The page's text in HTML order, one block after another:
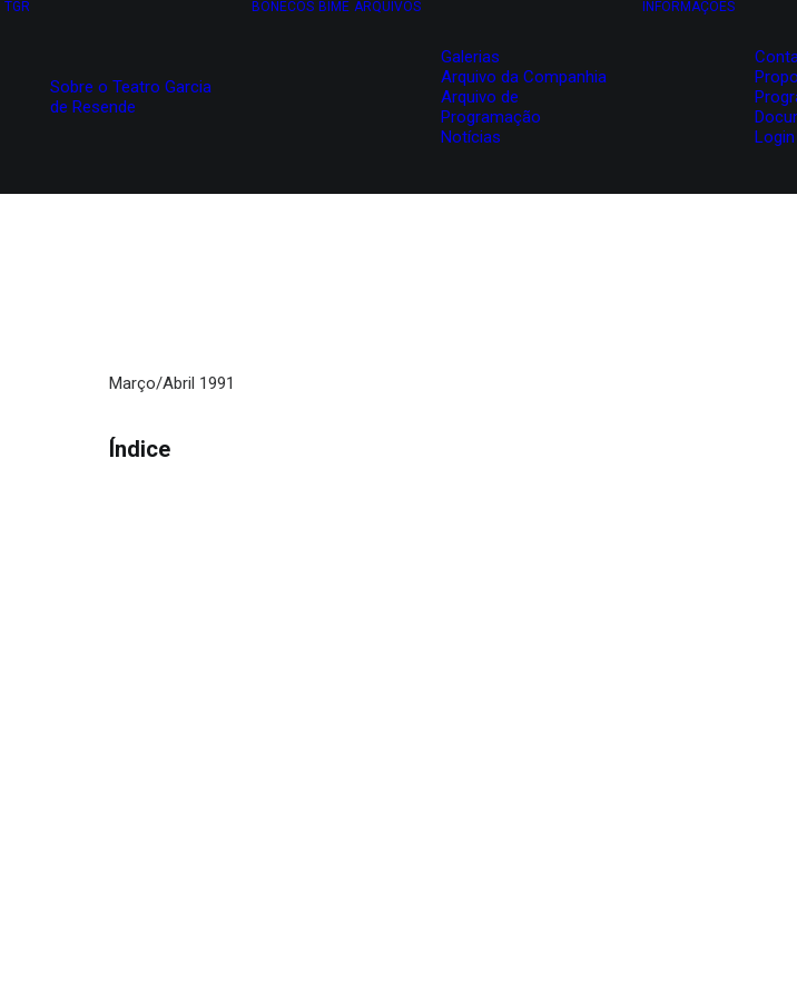
TGR
Sobre o Teatro Garcia
de Resende
BONECOS BIME ARQUIVOS
Galerias
Arquivo da Companhia
Arquivo de
Programação
Notícias
INFORMAÇÕES
Login
Março/Abril 1991
Índice